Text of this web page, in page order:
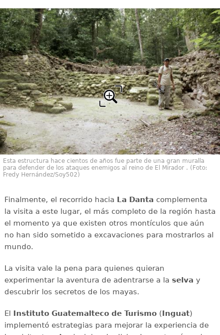
Esta estructura hace cientos de años fue parte de una gran muralla
para defender de los ataques enemigos al reino de El Mirador . (Foto:
Fredy Hernández/Soy502)
Finalmente, el recorrido hacia La Danta complementa
la visita a este lugar, el más completo de la región hasta
el momento ya que existen otros montículos que aún
no han sido sometido a excavaciones para mostrarlos al
mundo.
La visita vale la pena para quienes quieran
experimentar la aventura de adentrarse a la selva y
descubrir los secretos de los mayas.
El Instituto Guatemalteco de Turismo(Inguat)
implementó estrategias para mejorar la experiencia de